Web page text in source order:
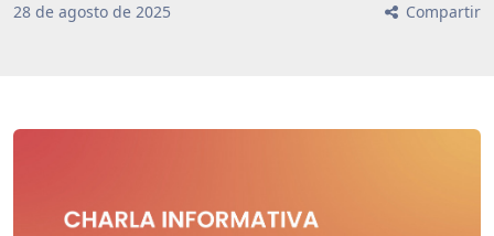
28 de agosto de 2025 Compartir